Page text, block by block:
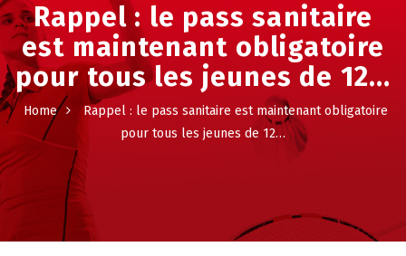
Rappel : le pass sanitaire
est maintenant obligatoire
pour tous les jeunes de 12…
Home
Rappel : le pass sanitaire est maintenant obligatoire
pour tous les jeunes de 12…